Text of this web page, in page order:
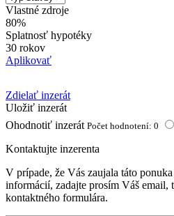
Vlastné zdroje
80%
Splatnosť hypotéky
30 rokov
Aplikovať
Zdielať inzerát
Uložiť inzerát
Ohodnotiť inzerát Počet hodnotení: 0
Kontaktujte inzerenta
V prípade, že Vás zaujala táto
informácií, zadajte prosím Váš email,
kontaktného formulára.